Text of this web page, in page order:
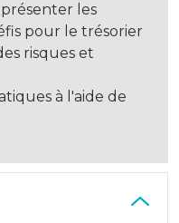
les
pour le trésorier
risques et
à l'aide de